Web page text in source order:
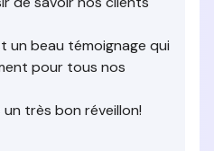
un beau témoignage qui
pour tous nos
très bon réveillon!